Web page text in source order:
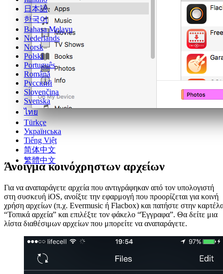
日本語
한국어
Bahasa Melayu
Nederlands
Norsk
Polski
Português
Română
Русский
Slovenčina
Svenska
ไทย
Türkçe
Українська
Tiếng Việt
简体中文
繁體中文
Άνοιγμα κοινόχρηστων αρχείων
Για να αναπαράγετε αρχεία που αντιγράφηκαν από τον υπολογιστή
στη συσκευή iOS, ανοίξτε την εφαρμογή που προορίζεται για κοινή
χρήση αρχείων (π.χ. Evermusic ή Flacbox) και πατήστε στην
“Τοπικά αρχεία” και επιλέξτε τον φάκελο “Έγγραφα”. Θα δείτε μια
λίστα διαθέσιμων αρχείων που μπορείτε να αναπαράγετε.